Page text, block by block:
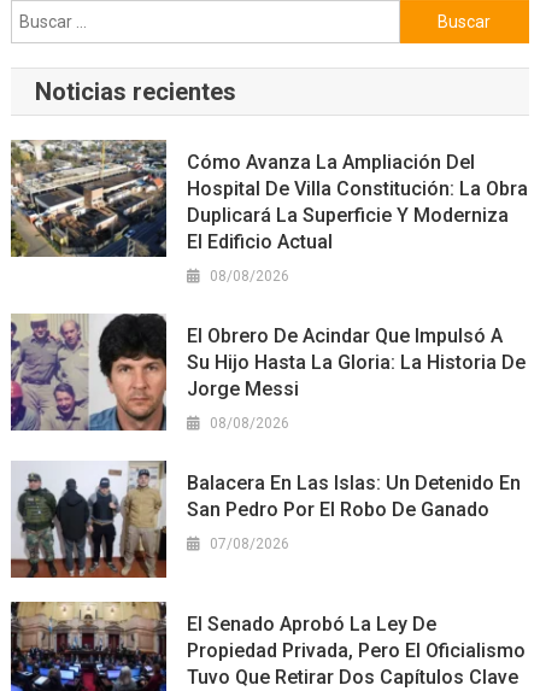
Buscar:
Noticias recientes
Cómo Avanza La Ampliación Del
Hospital De Villa Constitución: La Obra
Duplicará La Superficie Y Moderniza
El Edificio Actual
08/08/2026
El Obrero De Acindar Que Impulsó A
Su Hijo Hasta La Gloria: La Historia De
Jorge Messi
08/08/2026
Balacera En Las Islas: Un Detenido En
San Pedro Por El Robo De Ganado
07/08/2026
El Senado Aprobó La Ley De
Propiedad Privada, Pero El Oficialismo
Tuvo Que Retirar Dos Capítulos Clave